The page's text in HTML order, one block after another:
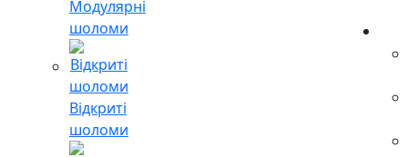
Модулярні
шоломи
Відкриті
шоломи